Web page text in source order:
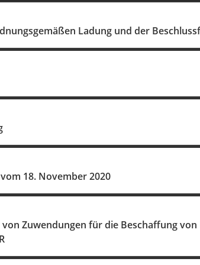
Ladung und der
18. November 2020
Zuwendungen für die Beschaffung